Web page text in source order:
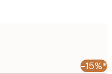
-15%*